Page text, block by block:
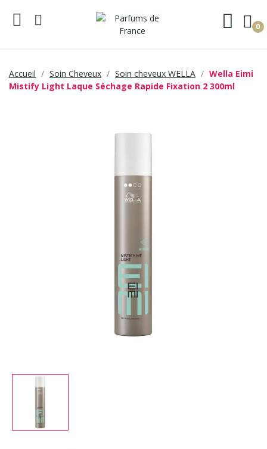
0
Accueil Soin Cheveux Soin cheveux WELLA
Wella Eimi
Mistify Light Laque Séchage Rapide Fixation 2 300ml